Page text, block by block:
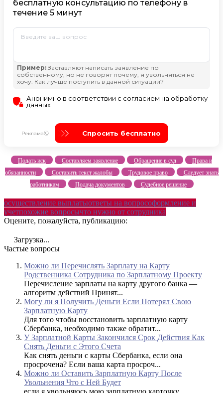
Подать иск Составляем заявление Обращение в суд
Права и
обязанности
Составить текст жалобы Трудовое право
Следует знать
работникам
Подача документов Судебное решение
осуществление выплатыответы на вопрософормление и
учетпохожие вопросычто нужно от сотрудника
Оцените, пожалуйста, публикацию:
Загрузка...
Частые вопросы
Можно ли Перечислять Зарплату на Карту
Родственника Сотрудника по Зарплатному Проекту
Перечисление зарплаты на карту другого банка —
алгоритм действий Принят...
Могу ли я Получить Деньги Если Потерял Свою
Зарплатную Карту
Для того чтобы восстановить зарплатную карту
Сбербанка, необходимо также обратит...
У Зарплатной Карты Закончился Срок Действия Как
Снять Деньги с Этого Счета
Как снять деньги с карты Сбербанка, если она
просрочена? Если ваша карта просроч...
Можно ли Оставить Зарплатную Карту После
Увольнения Что с Ней Будет
если я увольняюсь,мою зарплатную карточку